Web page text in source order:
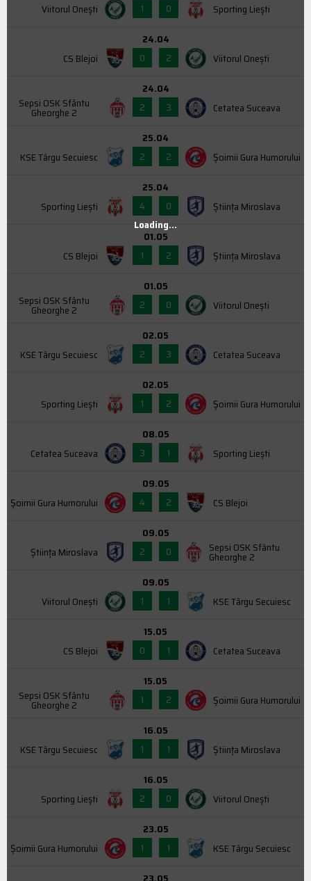
Viitorul Onești
1
0 Sporting Liești
CS Blejoi
24.04
0
2 Viitorul Onești
Sepsi OSK Sfântu
Gheorghe 2
24.04
2
3 Cetatea Suceava
KSE Târgu Secuiesc
25.04
2
2 Şoimii Gura Humorului
Sporting Liești
25.04
4
0 Știința Miroslava
CS Blejoi
01.05
1
2 Știința Miroslava
Sepsi OSK Sfântu
Gheorghe 2
01.05
2
0 Viitorul Onești
KSE Târgu Secuiesc
02.05
2
3 Cetatea Suceava
Sporting Liești
02.05
1
2 Şoimii Gura Humorului
Cetatea Suceava
08.05
3
1 Sporting Liești
Şoimii Gura Humorului
09.05
4
2 CS Blejoi
Știința Miroslava
09.05
2
0 Sepsi OSK Sfântu
Gheorghe 2
Viitorul Onești
09.05
1
1 KSE Târgu Secuiesc
CS Blejoi
15.05
0
1 Cetatea Suceava
Sepsi OSK Sfântu
Gheorghe 2
15.05
1
2 Şoimii Gura Humorului
KSE Târgu Secuiesc
16.05
1
1 Știința Miroslava
Sporting Liești
16.05
2
0 Viitorul Onești
Şoimii Gura Humorului
23.05
1
1
KSE Târgu Secuiesc
Loading...